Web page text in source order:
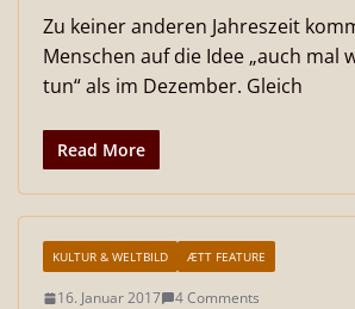
Zu keiner anderen Jahreszeit
Menschen auf die Idee „auch mal
tun“ als im Dezember. Gleich
Read More
KULTUR & WELTBILD ÆTT FEATURE
16. Januar 2017 4 Comments